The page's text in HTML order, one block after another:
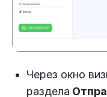
Через окно
раздела